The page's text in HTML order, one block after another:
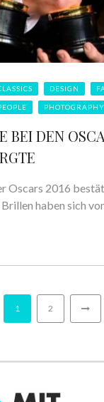
DESIGN
PHOTOGRAPHY
BEI DEN
Oscars 2016
haben sich
1 2